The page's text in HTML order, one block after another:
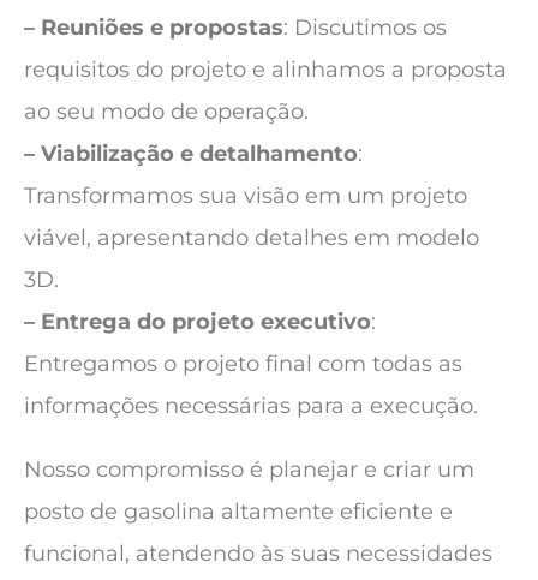
– Reuniões e propostas: Discutimos os
requisitos do projeto e alinhamos a proposta
ao seu modo de operação.
– Viabilização e detalhamento:
Transformamos sua visão em um projeto
viável, apresentando detalhes em modelo
3D.
– Entrega do projeto executivo:
Entregamos o projeto final com todas as
informações necessárias para a execução.
Nosso compromisso é planejar e criar um
posto de gasolina altamente eficiente e
funcional, atendendo às suas necessidades